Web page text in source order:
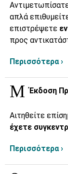
απλά
επιστρέψετε
προς
Περισσότερα ›
Έκδοση
Αιτηθείτε
έχετε
Περισσότερα ›